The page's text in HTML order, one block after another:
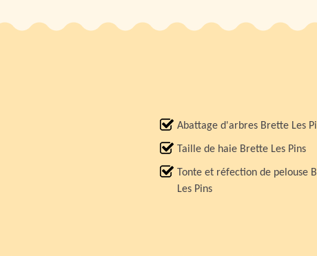
Abattage d'arbres Brette Les
Taille de haie Brette Les Pins
Tonte et réfection de pelouse
Les Pins